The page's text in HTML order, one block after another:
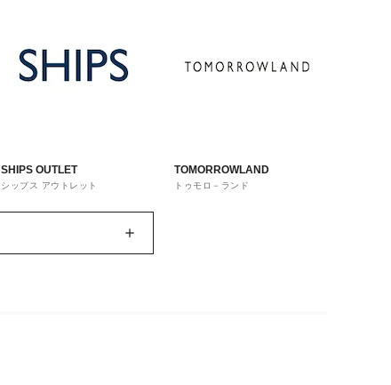
SHIPS OUTLET
シップス アウトレット
TOMORROWLAND
トゥモロ－ランド